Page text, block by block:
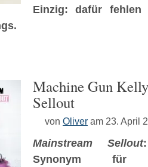
Einzig: dafür
Machine Gun
Sellout
von Oliver am 23. April
Mainstream Sellout
Synonym für